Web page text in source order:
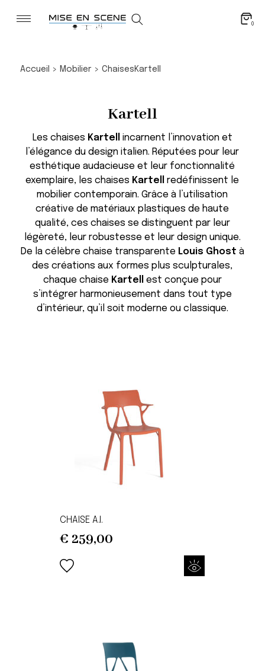
0
Accueil > Mobilier> Chaises Kartell
Kartell
Les chaises Kartell
incarnent l’innovation et
l’élégance du design italien. Réputées pour leur
esthétique audacieuse et leur fonctionnalité
exemplaire, les chaises Kartell
redéfinissent le
mobilier contemporain. Grâce à l’utilisation
créative de matériaux plastiques de haute
qualité, ces chaises se distinguent par leur
légèreté, leur robustesse et leur design unique.
De la célèbre chaise transparente Louis Ghost à
des créations aux formes plus sculpturales,
chaque chaise Kartell
est conçue pour
s’intégrer harmonieusement dans tout type
d’intérieur, qu’il soit moderne ou classique.
CHAISE A.I.
€ 259,00